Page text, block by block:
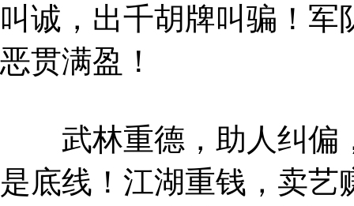
叫诚，出千胡牌叫骗！
恶贯满盈！
武林重德，助人纠偏
是底线！江湖重钱，卖